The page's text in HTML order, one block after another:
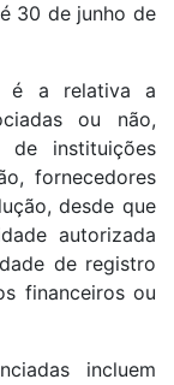
30 de junho de
é a relativa a
ou não,
instituições
fornecedores
desde que
autorizada
de registro
financeiros ou
incluem